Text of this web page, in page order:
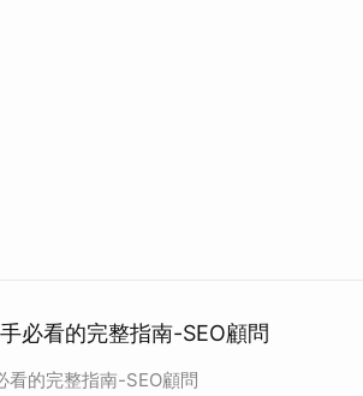
必看的完整指南-SEO顧問
看的完整指南-SEO顧問